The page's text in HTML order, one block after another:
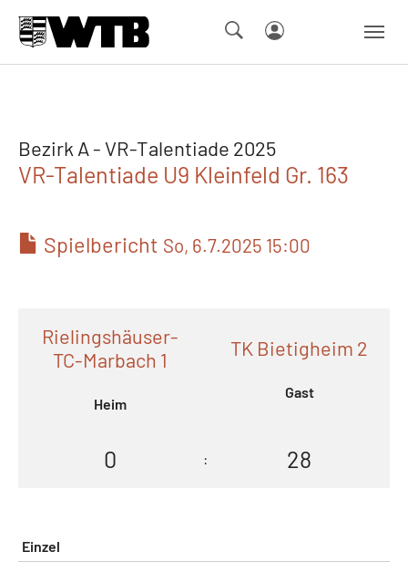
Bezirk A - VR-Talentiade 2025
VR-Talentiade U9 Kleinfeld Gr. 163
Spielbericht So, 6.7.2025 15:00
Rielingshäuser-
TC-Marbach 1
Heim
TK Bietigheim 2
Gast
0 : 28
Einzel